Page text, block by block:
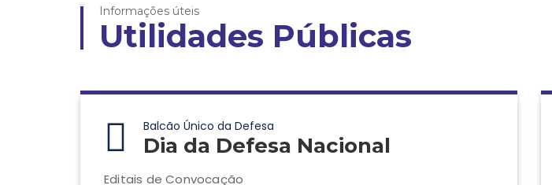
Informações úteis
Utilidades Públicas
Balcão Único da Defesa
Dia da Defesa Nacional
Editais de Convocação